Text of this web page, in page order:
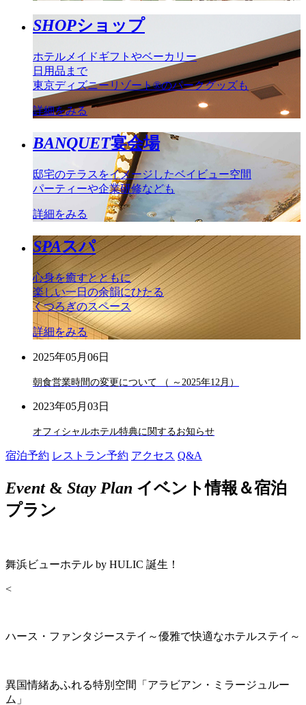
SHOPショップ
ホテルメイドギフトやベーカリー
日用品まで
東京ディズニーリゾート®のパークグッズも
詳細をみる
BANQUET宴会場
邸宅のテラスをイメージしたベイビュー空間
パーティーや企業研修なども
詳細をみる
SPAスパ
心身を癒すとともに
楽しい一日の余韻にひたる
くつろぎのスペース
詳細をみる
2025年05月06日
朝食営業時間の変更について （ ～2025年12月）
2023年05月03日
オフィシャルホテル特典に関するお知らせ
宿泊予約 レストラン予約 アクセス Q&A
Event& Stay Plan イベント情報＆宿泊
プラン
舞浜ビューホテル by HULIC 誕生！
<
ハース・ファンタジーステイ～優雅で快適なホテルステイ～
異国情緒あふれる特別空間「アラビアン・ミラージュルー
ム」